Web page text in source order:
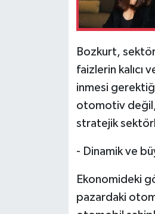
Bozkurt,
faizlerin kalıcı
inmesi
otomotiv
stratejik
- Dinamik ve
Ekonomideki
pazardaki